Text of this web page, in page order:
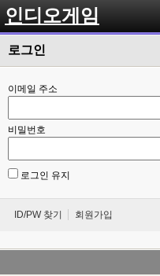
인디오게임
로그인
이메일 주소
비밀번호
로그인 유지
ID/PW 찾기 회원가입